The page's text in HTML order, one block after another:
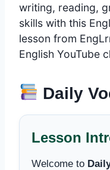
writing, reading,
skills with this
lesson from
English YouTube
Daily
Lesson
Welcome to